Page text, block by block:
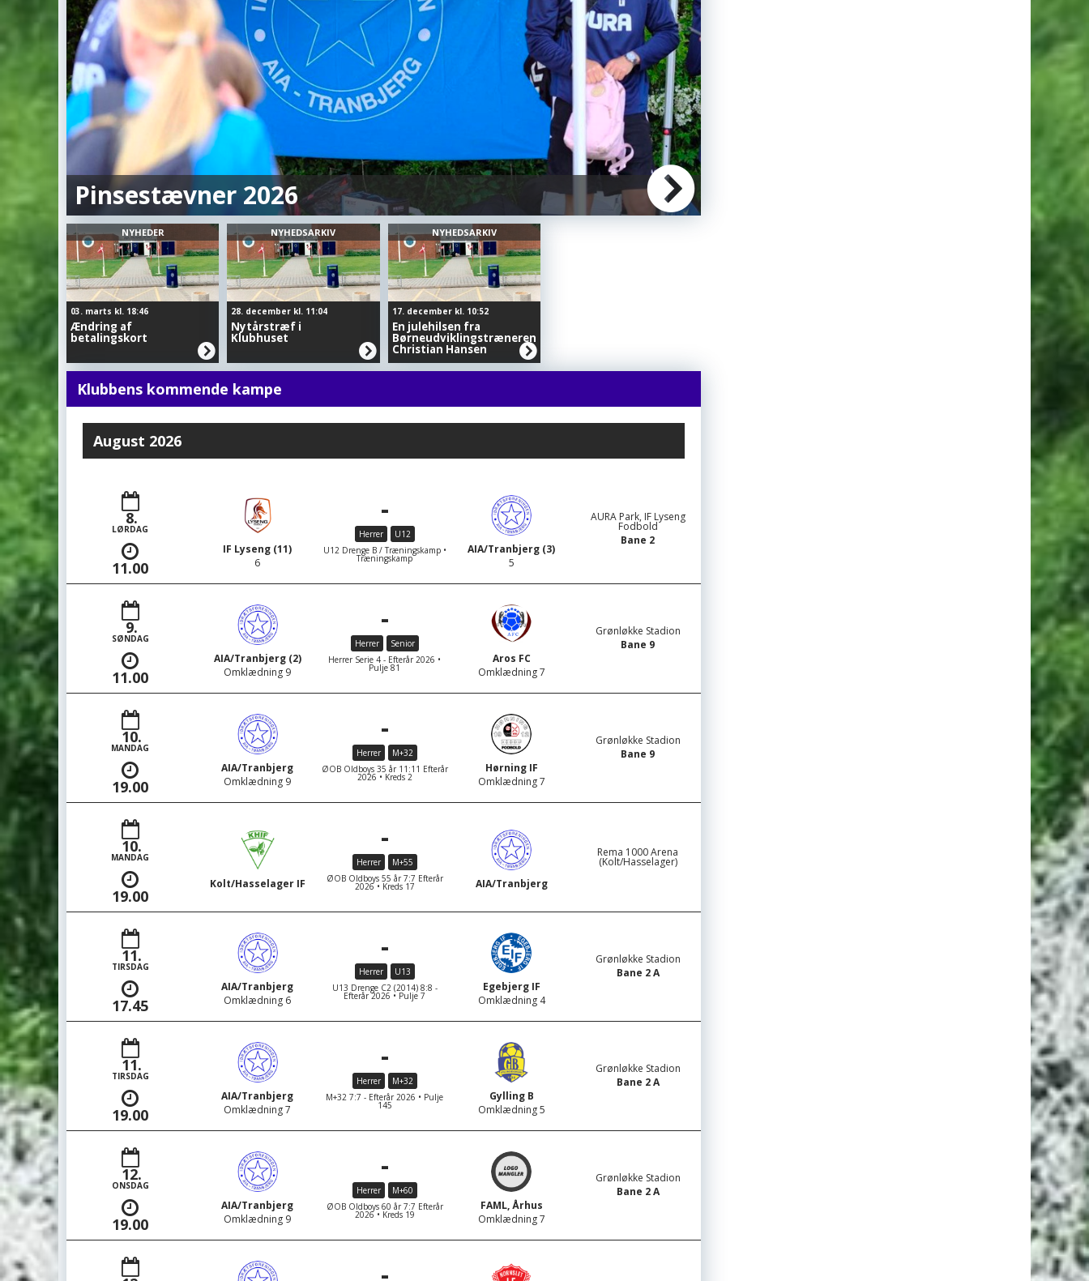
2026 Holdbilleder 2026
NYHEDER
03. marts kl. 18:46
Ændring af
betalingskort
NYHEDSARKIV
28. december kl. 11:04
Nytårstræf i
Klubhuset
NYHEDSARKIV
17. december kl. 10:52
En julehilsen fra
Børneudviklingstræneren
Christian Hansen
Klubbens kommende kampe
August 2026
8.
LØRDAG
11.00
IF Lyseng (11)
6
-
Herrer
U12
U12 Drenge B / Træningskamp •
Træningskamp
AIA/Tranbjerg (3)
5
AURA Park, IF Lyseng
Fodbold
Bane 2
9.
SØNDAG
11.00
AIA/Tranbjerg (2)
Omklædning 9
-
Herrer
Senior
Herrer Serie 4 - Efterår 2026 •
Pulje 81
Aros FC
Omklædning 7
Grønløkke Stadion
Bane 9
10.
MANDAG
19.00
AIA/Tranbjerg
Omklædning 9
-
Herrer
M+32
ØOB Oldboys 35 år 11:11 Efterår
2026 • Kreds 2
Hørning IF
Omklædning 7
Grønløkke Stadion
Bane 9
10.
MANDAG
19.00
Kolt/Hasselager IF
-
Herrer
M+55
ØOB Oldboys 55 år 7:7 Efterår
2026 • Kreds 17 AIA/Tranbjerg
Rema 1000 Arena
(Kolt/Hasselager)
11.
TIRSDAG
17.45
AIA/Tranbjerg
Omklædning 6
-
Herrer
U13
U13 Drenge C2 (2014) 8:8 -
Efterår 2026 • Pulje 7
Egebjerg IF
Omklædning 4
Grønløkke Stadion
Bane 2 A
11.
TIRSDAG
19.00
AIA/Tranbjerg
Omklædning 7
-
Herrer
M+32
M+32 7:7 - Efterår 2026 • Pulje
145
Gylling B
Omklædning 5
Grønløkke Stadion
Bane 2 A
12.
ONSDAG
19.00
AIA/Tranbjerg
Omklædning 9
-
Herrer
M+60
ØOB Oldboys 60 år 7:7 Efterår
2026 • Kreds 19
FAML, Århus
Omklædning 7
Grønløkke Stadion
Bane 2 A
-